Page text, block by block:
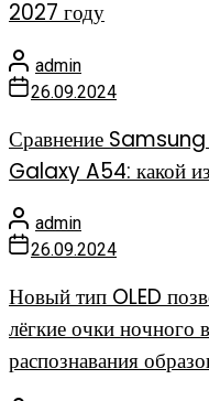
2027 году
admin
26.09.2024
Сравнение
Galaxy A54: какой
admin
26.09.2024
Новый тип OLED
лёгкие очки ночного
распознавания